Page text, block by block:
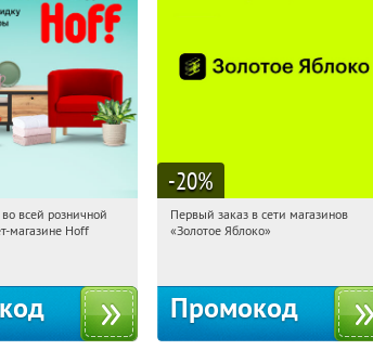
Получили:
всей розничной
магазине Hoff
-20%
02:36:36
Получи первым!
Первый заказ в сети магазинов
«Золотое Яблоко»
Промокод